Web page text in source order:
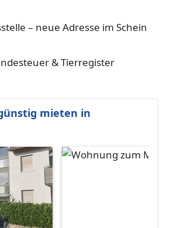
– neue Adresse im Schein
& Tierregister
mieten in